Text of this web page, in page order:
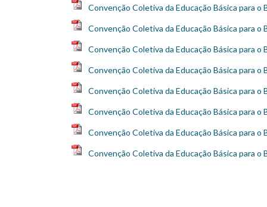
Convenção Coletiva da Educação Básica para
Convenção Coletiva da Educação Básica para
Convenção Coletiva da Educação Básica para
Convenção Coletiva da Educação Básica para
Convenção Coletiva da Educação Básica para
Convenção Coletiva da Educação Básica para
Convenção Coletiva da Educação Básica para
Convenção Coletiva da Educação Básica para